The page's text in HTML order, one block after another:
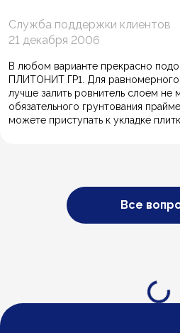
Служба поддержки клиентов
21 декабря 2006
В любом варианте прекрасно
ПЛИТОНИТ ГР1. Для равномерного
лучше залить ровнитель слоем
обязательного грунтования
можете приступать к укладке
Все